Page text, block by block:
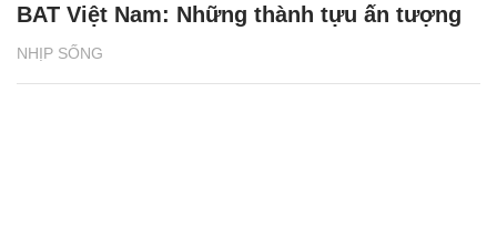
NHỊP SỐNG
BAT Việt Nam: Những thành tựu ấn tượng